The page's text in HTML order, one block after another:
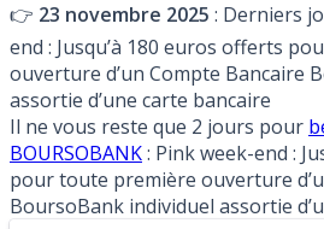
👉 23 novembre 2025 : Derniers
end : Jusqu’à 180 euros offerts
ouverture d’un Compte Bancaire
assortie d’une carte bancaire
Il ne vous reste que 2 jours pour
BOURSOBANK: Pink week-end :
pour toute première ouverture
BoursoBank individuel assortie